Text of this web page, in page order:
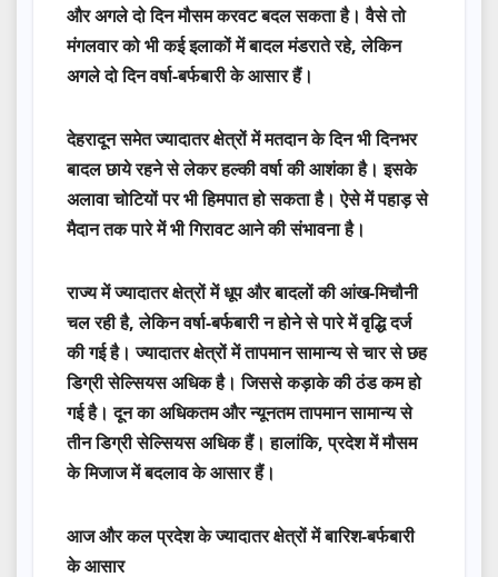
और अगले दो दिन मौसम करवट बदल सकता है। वैसे तो
मंगलवार को भी कई इलाकों में बादल मंडराते रहे, लेकिन
अगले दो दिन वर्षा-बर्फबारी के आसार हैं।
देहरादून समेत ज्यादातर क्षेत्रों में मतदान के दिन भी दिनभर
बादल छाये रहने से लेकर हल्की वर्षा की आशंका है। इसके
अलावा चोटियों पर भी हिमपात हो सकता है। ऐसे में पहाड़ से
मैदान तक पारे में भी गिरावट आने की संभावना है।
राज्य में ज्यादातर क्षेत्रों में धूप और बादलों की आंख-मिचौनी
चल रही है, लेकिन वर्षा-बर्फबारी न होने से पारे में वृद्धि दर्ज
की गई है। ज्यादातर क्षेत्रों में तापमान सामान्य से चार से छह
डिग्री सेल्सियस अधिक है। जिससे कड़ाके की ठंड कम हो
गई है। दून का अधिकतम और न्यूनतम तापमान सामान्य से
तीन डिग्री सेल्सियस अधिक हैं। हालांकि, प्रदेश में मौसम
के मिजाज में बदलाव के आसार हैं।
आज और कल प्रदेश के ज्यादातर क्षेत्रों में बारिश-बर्फबारी
के आसार